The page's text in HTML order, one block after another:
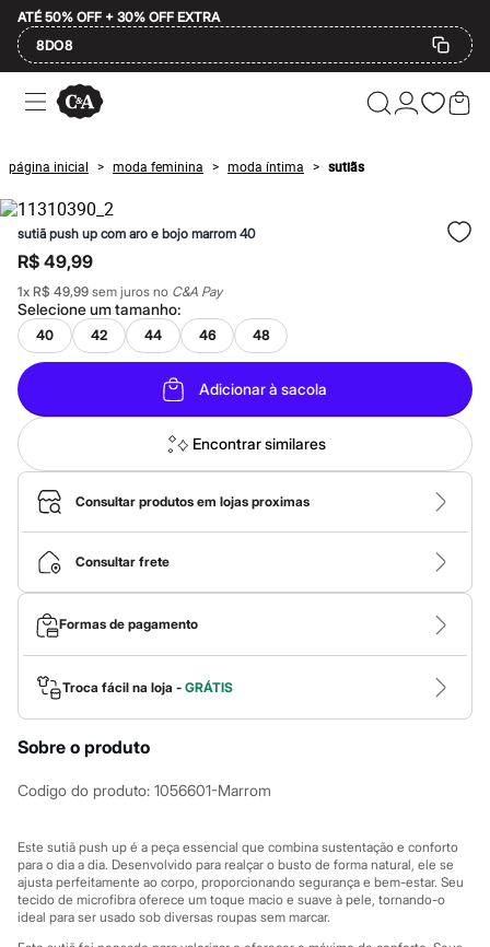
ATÉ 50% OFF + 30% OFF EXTRA
8DO8
Ofertas
Compre por Departamento
Masculino
Infantil
Calçados
Plus Size
2 calçados por R$189
2 peças por R$199
3 lingeries por R$99
3 itens de beleza por R$129
Até 20% off
Até 40% off
Até 60% off
A partir de 60% off
Feminino
Em alta
Inverno
Alfaiataria
Novidades
Roupas
Blusas e Camisetas
Básicos
Calças
Casacos e Jaquetas
Jeans
Macacões
Saias
Shorts e Bermudas
Vestidos
Acessórios
Bolsas
Bijoux
Óculos
Botas
Chinelos
Rasteirinhas
Sandálias
Sapatilhas
página inicial > moda feminina > moda íntima > sutiãs
sutiã push up com aro e bojo marrom 40
R$ 49,99
1x R$ 49,99 sem juros no C&A Pay
Selecione umtamanho:
40 42 44 46 48
Adicionar à sacola
Encontrar similares
Consultar produtos em lojas proximas
Consultar frete
Formas de pagamento
Troca fácil na loja - GRÁTIS
Sobre o produto
Codigo do produto: 1056601-Marrom
Este sutiã push up é a peça essencial que combina sustentação e conforto
para o dia a dia. Desenvolvido para realçar o busto de forma natural, ele se
ajusta perfeitamente ao corpo, proporcionando segurança e bem-estar. Seu
tecido de microfibra oferece um toque macio e suave à pele, tornando-o
ideal para ser usado sob diversas roupas sem marcar.